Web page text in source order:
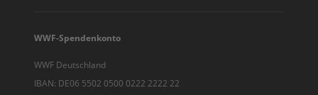
WWF-Spendenkonto
WWF Deutschland
IBAN: DE06 5502 0500 0222 2222 22